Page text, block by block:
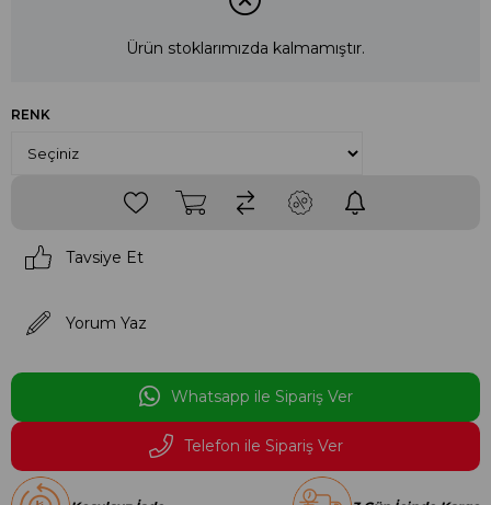
Ürün stoklarımızda kalmamıştır.
RENK
Tavsiye Et
Yorum Yaz
Whatsapp ile Sipariş Ver
Telefon ile Sipariş Ver